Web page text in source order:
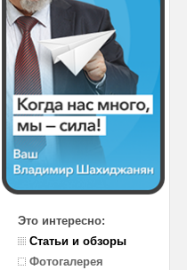
Это интересно:
Статьи и обзоры
Фотогалерея